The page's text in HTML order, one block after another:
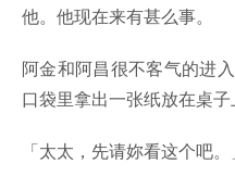
他。他现在来有甚么事。
阿金和阿昌很不客气的进
口袋里拿出一张纸放在桌子
「太太，先请妳看这个吧。